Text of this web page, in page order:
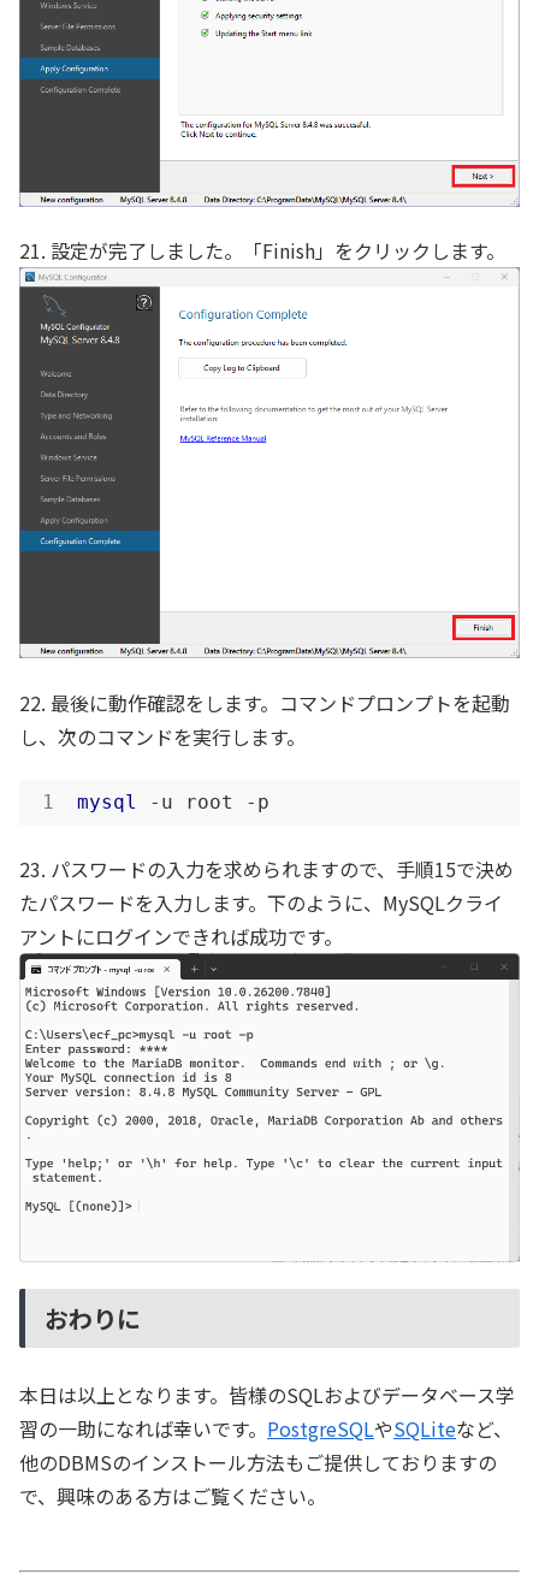
21. 設定が完了しました。「Finish」をクリックします。
22. 最後に動作確認をします。コマンドプロンプトを起動
し、次のコマンドを実行します。
mysql -u root -p
23. パスワードの入力を求められますので、手順15で決め
たパスワードを入力します。下のように、MySQLクライ
アントにログインできれば成功です。
おわりに
本日は以上となります。皆様のSQLおよびデータベース学
習の一助になれば幸いです。 PostgreSQLやSQLiteなど、
他のDBMSのインストール方法もご提供しておりますの
で、興味のある方はご覧ください。